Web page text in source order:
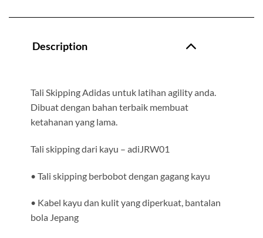
Description
Tali Skipping Adidas untuk latihan agility anda.
Dibuat dengan bahan terbaik membuat
ketahanan yang lama.
Tali skipping dari kayu – adiJRW01
• Tali skipping berbobot dengan gagang kayu
• Kabel kayu dan kulit yang diperkuat, bantalan
bola Jepang